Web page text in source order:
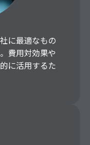
に最適なもの
費用対効果や
に活用するた